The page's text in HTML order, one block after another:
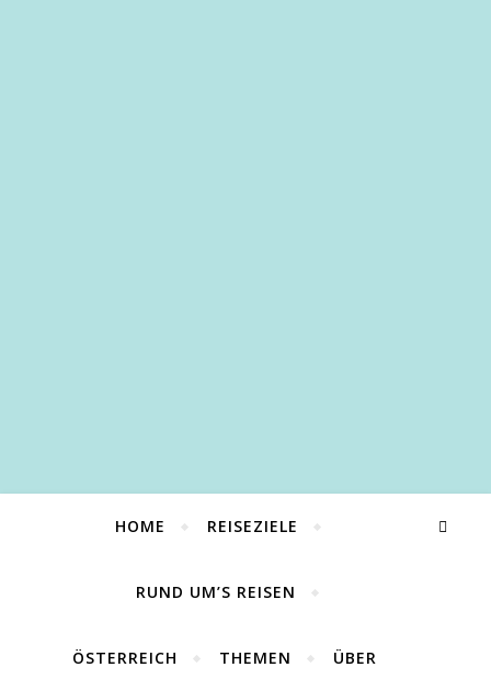
HOME REISEZIELE
RUND UM’S REISEN
ÖSTERREICH THEMEN ÜBER